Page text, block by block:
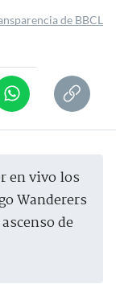
de BBCL
Wanderers
de